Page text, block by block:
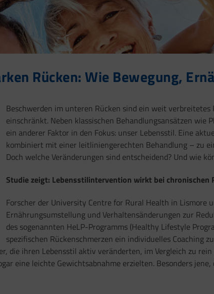
Rücken: Wie Bewegung,
Beschwerden im unteren Rücken sind ein weit
einschränkt. Neben klassischen Behandlungsansätzen
ein anderer Faktor in den Fokus: unser Lebensstil. Eine
kombiniert mit einer leitliniengerechten Behandlung – zu
Doch welche Veränderungen sind entscheidend? Und wie
Studie zeigt: Lebensstilintervention wirkt bei chronischen
Forscher der University Centre for Rural Health in Lismore
Ernährungsumstellung und Verhaltensänderungen zur
des sogenannten HeLP-Programms (Healthy Lifestyle
spezifischen Rückenschmerzen ein individuelles Coaching
die ihren Lebensstil aktiv veränderten, im Vergleich zu
eine leichte Gewichtsabnahme erzielten. Besonders